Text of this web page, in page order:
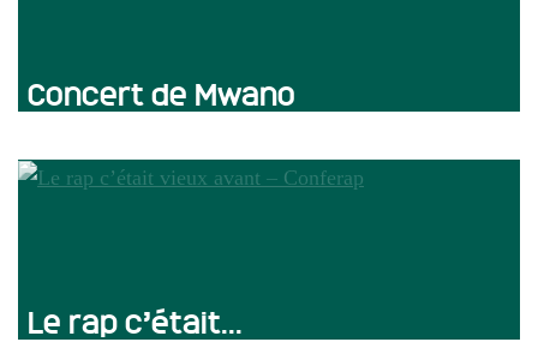
Concert de Mwano
Le rap c’était...